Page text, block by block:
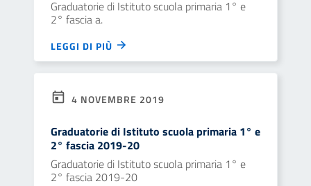
Graduatorie di Istituto scuola primaria 1° e
2° fascia a.
LEGGI DI PIÙ
4 NOVEMBRE 2019
Graduatorie di Istituto scuola primaria 1° e
2° fascia 2019-20
Graduatorie di Istituto scuola primaria 1° e
2° fascia 2019-20